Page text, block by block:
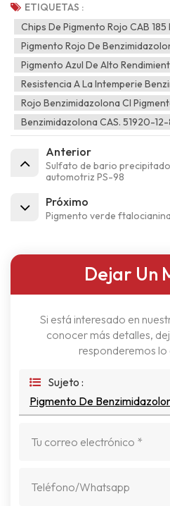
ETIQUETAS :
Chips De Pigmento Rojo CAB 185
Pigmento Rojo De
Pigmento Azul De Alto
Resistencia A La Intemperie
Rojo Benzimidazolona CI
Benzimidazolona CAS. 51920-
Anterior
Sulfato de bario
automotriz PS-98
Próximo
Pigmento verde
Dejar Un
Si está interesado en
conocer más detalles,
responderemos lo
Sujeto :
Pigmento De